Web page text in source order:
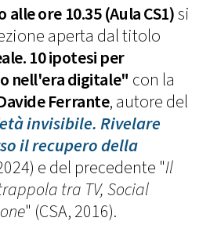
ore 10.35 (Aula CS1)si
aperta dal titolo
10 ipotesi per
nell'era digitale" con la
Ferrante, autore del
invisibile. Rivelare
il recupero della
e del precedente "Il
tra TV, Social
" (CSA, 2016).